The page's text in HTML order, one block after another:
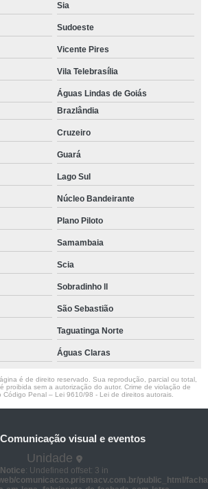
Sia
Sudoeste
Vicente Pires
Vila Telebrasília
Águas Lindas de Goiás
Brazlândia
Cruzeiro
Guará
Lago Sul
Núcleo Bandeirante
Plano Piloto
Samambaia
Scia
Sobradinho ll
São Sebastião
Taguatinga Norte
Águas Claras
é de direito reservado. Sua reprodução, parcial ou total,
proibida sem a autorização do autor. Crime de violação de
Código Penal – Lei 9610/98 - Lei de direitos autorais
visual e eventos
Unidade
Notice: Undefined offset: 3 in
comunicacao.prismacv.com.br/public_html/